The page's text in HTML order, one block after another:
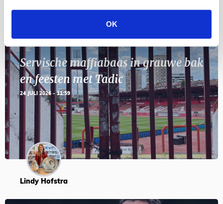
OK
Servische maffiabaas in grauwe bak
en feesten met Tadic
24 JULI 2026 - 11:59
Lindy Hofstra